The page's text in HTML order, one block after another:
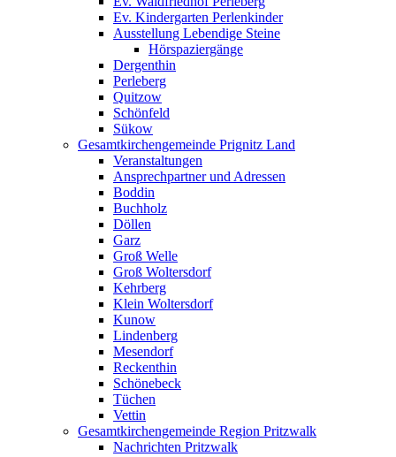
Ev. Kindergarten Perlenkinder
Ausstellung Lebendige Steine
Hörspaziergänge
Dergenthin
Perleberg
Quitzow
Schönfeld
Sükow
Gesamtkirchengemeinde Prignitz Land
Veranstaltungen
Ansprechpartner und Adressen
Boddin
Buchholz
Döllen
Garz
Groß Welle
Groß Woltersdorf
Kehrberg
Klein Woltersdorf
Kunow
Lindenberg
Mesendorf
Reckenthin
Schönebeck
Tüchen
Vettin
Gesamtkirchengemeinde Region Pritzwalk
Nachrichten Pritzwalk